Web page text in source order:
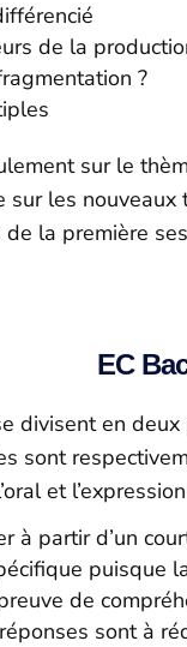
de la
?
sur le
les
la première
EC
divisent en
sont
et
à partir d’un
puisque
de
sont à